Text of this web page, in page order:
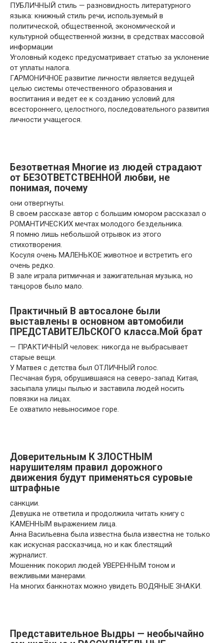
ПУБЛИЧНЫЙ стиль — разновидность литературного
языка: книжный стиль речи, используемый в
политической, общественной, экономической и
культурной общественной жизни, в средствах массовой
информации
Уголовный кодекс предусматривает статью за уклонение
от уплаты налога.
ГАРМОНИЧНОЕ развитие личности является ведущей
целью системы отечественного образования и
воспитания и ведет ее к созданию условий для
всестороннего, целостного, последовательного развития
личности учащегося.
Безответная Многие из людей страдают
от БЕЗОТВЕТСТВЕННОЙ любви, не
понимая, почему
они отвергнуты.
В своем рассказе автор с большим юмором рассказал о
РОМАНТИЧЕСКИХ мечтах молодого бездельника.
Я помню лишь небольшой отрывок из этого
стихотворения.
Косуля очень МАЛЕНЬКОЕ животное и встретить его
очень редко.
В зале играла ритмичная и зажигательная музыка, но
танцоров было мало.
Практичный В автосалоне были
выставлены в основном автомобили
ПРЕДСТАВИТЕЛЬСКОГО класса.Мой брат
— ПРАКТИЧНЫЙ человек: никогда не выбрасывает
старые вещи.
У Матвея с детства был ОТЛИЧНЫЙ голос.
Песчаная буря, обрушившаяся на северо-запад Китая,
засыпала улицы пылью и заставила людей носить
повязки на лицах.
Ее охватило невыносимое горе.
Доверительным К ЗЛОСТНЫМ
нарушителям правил дорожного
движения будут применяться суровые
штрафные
санкции.
Девушка не ответила и продолжила читать книгу с
КАМЕННЫМ выражением лица.
Анна Васильевна была известна была известна не только
как искусная рассказчица, но и как блестящий
журналист.
Мошенник покорил людей УВЕРЕННЫМ тоном и
вежливыми манерами.
На многих банкнотах можно увидеть ВОДЯНЫЕ ЗНАКИ.
Представительное Выдры — необычайно